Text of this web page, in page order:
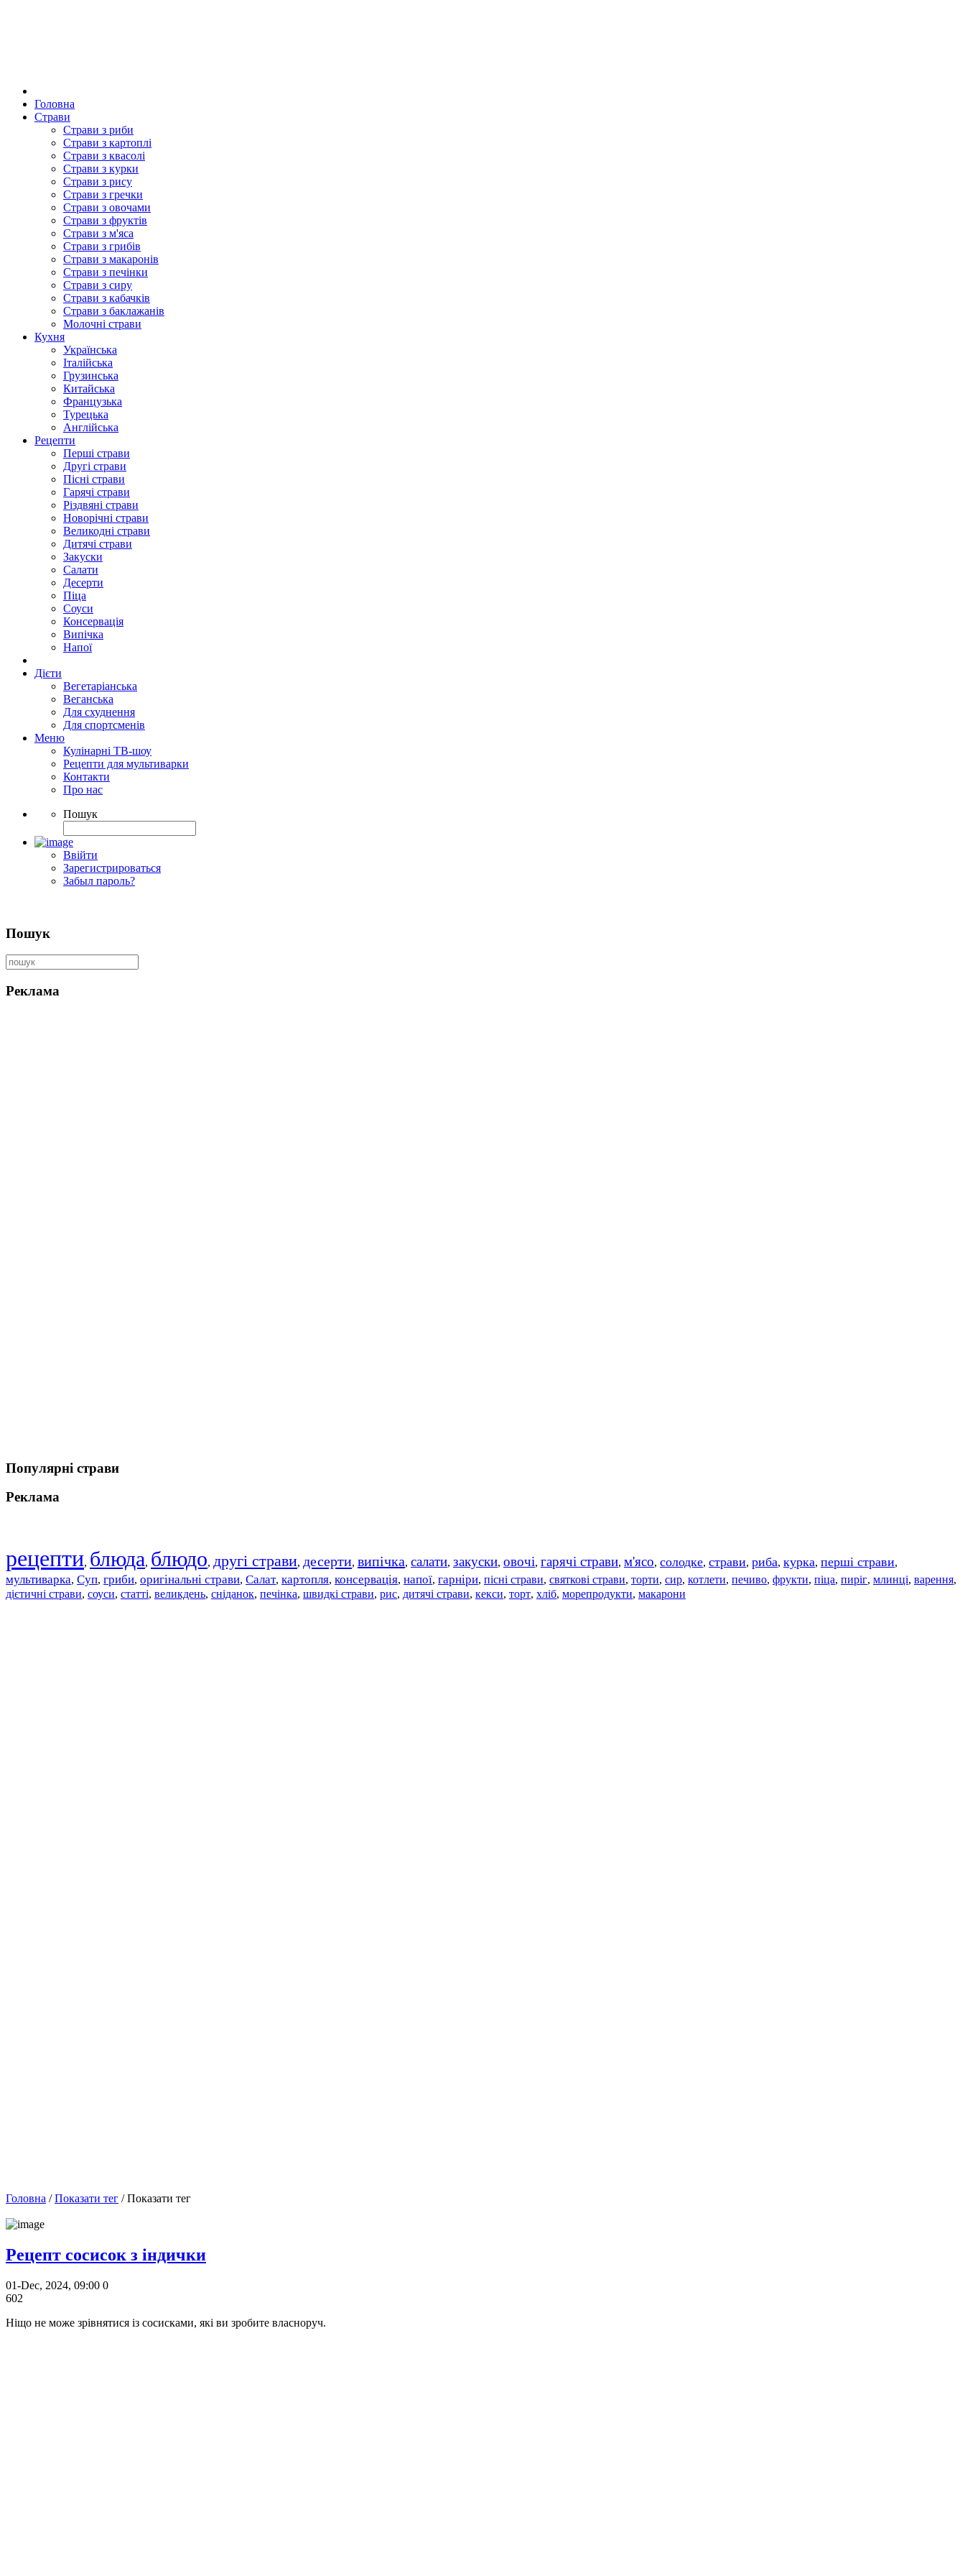
Головна
Страви
Страви з риби
Страви з картоплі
Страви з квасолі
Страви з курки
Страви з рису
Страви з гречки
Страви з овочами
Страви з фруктів
Страви з м'яса
Страви з грибів
Страви з макаронів
Страви з печінки
Страви з сиру
Страви з кабачків
Страви з баклажанів
Молочні страви
Кухня
Українська
Італійська
Грузинська
Китайська
Французька
Турецька
Англійська
Рецепти
Перші страви
Другі страви
Пісні страви
Гарячі страви
Різдвяні страви
Новорічні страви
Великодні страви
Дитячі страви
Закуски
Салати
Десерти
Піца
Соуси
Консервація
Випічка
Напої
Дієти
Вегетаріанська
Веганська
Для схуднення
Для спортсменів
Меню
Кулінарні ТВ-шоу
Рецепти для мультиварки
Контакти
Про нас
Пошук
Ввійти
Зарегистрироваться
Забыл пароль?
Пошук
Реклама
Популярні страви
Реклама
рецепти, блюда, блюдо, другі страви, десерти, випічка, салати, закуски, овочі, гарячі страви, м'ясо, солодке, страви, риба, курка, перші страви,
мультиварка, Суп, гриби, оригінальні страви, Салат, картопля, консервація, напої, гарніри, пісні страви, святкові страви, торти, сир, котлети, печиво, фрукти, піца, пиріг, млинці, варення,
дієтичні страви, соуси, статті, великдень, сніданок, печінка, швидкі страви, рис, дитячі страви, кекси, торт, хліб, морепродукти, макарони
Головна /Показати тег / Показати тег
Рецепт сосисок з індички
01-Dec, 2024, 09:00 0
602
Ніщо не може зрівнятися із сосисками, які ви зробите власноруч.